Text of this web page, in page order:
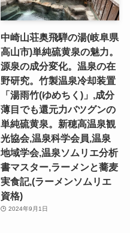
中崎山荘奥飛騨の湯(岐阜県
高山市)単純硫黄泉の魅力。
源泉の成分変化。温泉の在
野研究。竹製温泉冷却装置
「湯雨竹(ゆめちく)」,成分
薄目でも還元力バツグンの
単純硫黄泉。新穂高温泉観
光協会,温泉科学会員,温泉
地域学会,温泉ソムリエ分析
書マスター,ラーメンと蕎麦
実食記,(ラーメンソムリエ
資格)
2024年9月1日